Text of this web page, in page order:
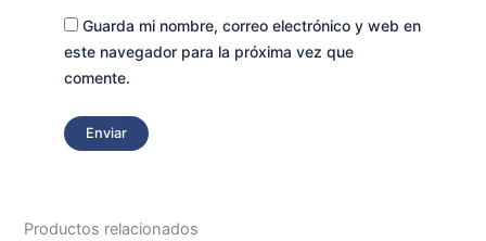
Guarda mi nombre, correo electrónico y web en
este navegador para la próxima vez que
comente.
Productos relacionados